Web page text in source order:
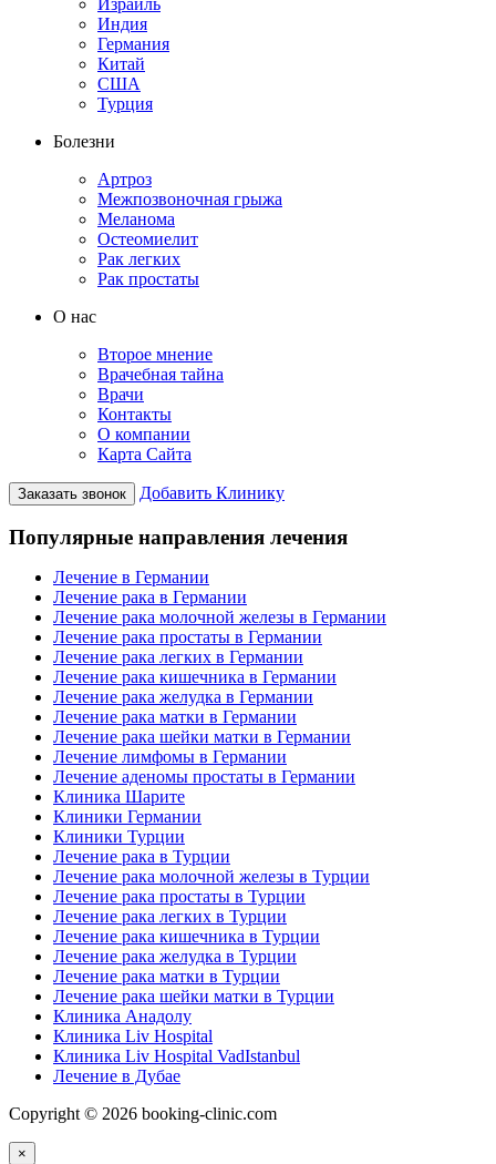
Индия
Германия
Китай
США
Турция
Болезни
Артроз
Межпозвоночная грыжа
Меланома
Остеомиелит
Рак легких
Рак простаты
О нас
Второе мнение
Врачебная тайна
Врачи
Контакты
О компании
Карта Сайта
Заказать звонок Добавить Клинику
Популярные направления лечения
Лечение в Германии
Лечение рака в Германии
Лечение рака молочной железы в Германии
Лечение рака простаты в Германии
Лечение рака легких в Германии
Лечение рака кишечника в Германии
Лечение рака желудка в Германии
Лечение рака матки в Германии
Лечение рака шейки матки в Германии
Лечение лимфомы в Германии
Лечение аденомы простаты в Германии
Клиника Шарите
Клиники Германии
Клиники Турции
Лечение рака в Турции
Лечение рака молочной железы в Турции
Лечение рака простаты в Турции
Лечение рака легких в Турции
Лечение рака кишечника в Турции
Лечение рака желудка в Турции
Лечение рака матки в Турции
Лечение рака шейки матки в Турции
Клиника Анадолу
Клиника Liv Hospital
Клиника Liv Hospital VadIstanbul
Лечение в Дубае
Copyright © 2026 booking-clinic.com
×